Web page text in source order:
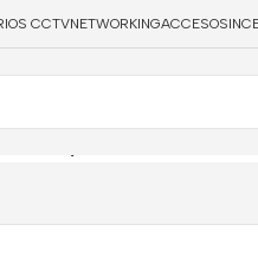
CCTVNETWORKINGACCESOS